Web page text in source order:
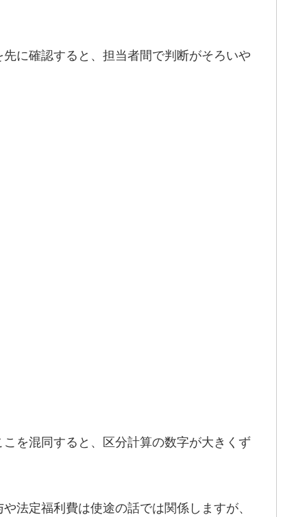
に確認すると、担当者間で判断がそろいや
を混同すると、区分計算の数字が大きくず
法定福利費は使途の話では関係しますが、